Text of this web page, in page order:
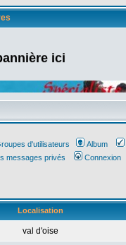
ici
d'utilisateurs Album
messages privés Connexion
Localisation
val d'oise